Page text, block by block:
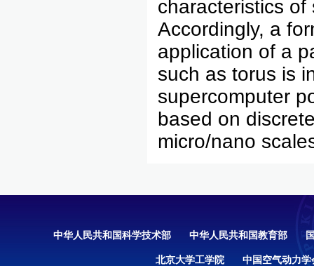
characteristics
Accordingly, a
application of a
such as torus is
supercomputer
based on
micro/nano
中华人民共和国科学技术部 中华人民共和国教育部
北京大学工学院 中国空气动力学